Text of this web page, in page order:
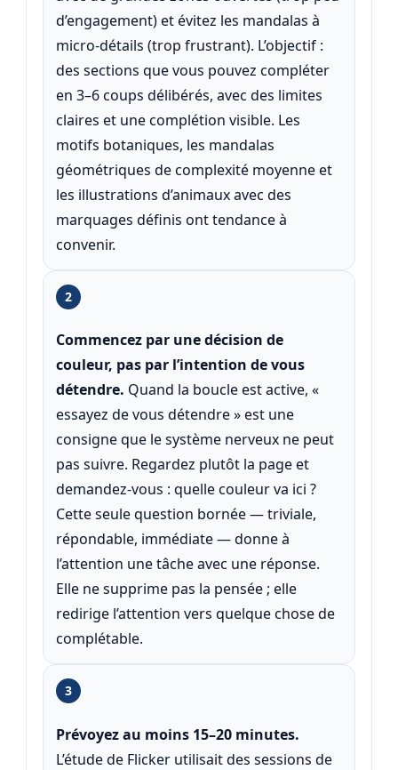
d’engagement) et évitez les mandalas à
micro-détails (trop frustrant). L’objectif :
des sections que vous pouvez compléter
en 3–6 coups délibérés, avec des limites
claires et une complétion visible. Les
motifs botaniques, les mandalas
géométriques de complexité moyenne et
les illustrations d’animaux avec des
marquages définis ont tendance à
convenir.
2
Commencez par une décision de
couleur, pas par l’intention de vous
détendre. Quand la boucle est active, «
essayez de vous détendre » est une
consigne que le système nerveux ne peut
pas suivre. Regardez plutôt la page et
demandez-vous : quelle couleur va ici ?
Cette seule question bornée — triviale,
répondable, immédiate — donne à
l’attention une tâche avec une réponse.
Elle ne supprime pas la pensée ; elle
redirige l’attention vers quelque chose de
complétable.
3
Prévoyez au moins 15–20 minutes.
L’étude de Flicker utilisait des sessions de